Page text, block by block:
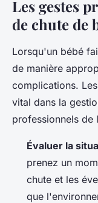
Les gestes
de chute de
Lorsqu'un bébé
de manière
complications. Les
vital dans la
professionnels de
Évaluer la
prenez un
chute et les
que